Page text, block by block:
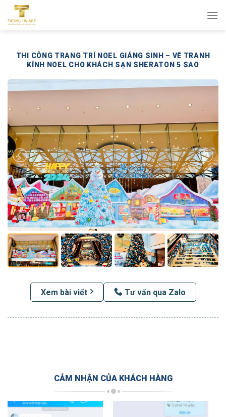
qua
THI CÔNG TRANG TRÍ NOEL GIÁNG SINH – VẼ TRANH
KÍNH NOEL CHO KHÁCH SẠN SHERATON 5 SAO
Xem bài viết Tư vấn qua Zalo
CẢM NHẬN CỦA KHÁCH HÀNG